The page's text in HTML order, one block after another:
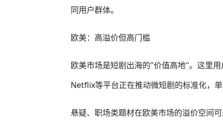
同用户群体。
欧美：高溢价但高门槛
欧美市场是短剧出海的"价值高地"。这里
Netflix等平台正在推动微短剧的标准化，
悬疑、职场类题材在欧美市场的溢价空间